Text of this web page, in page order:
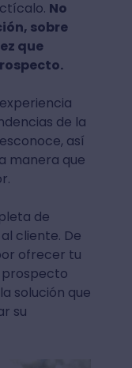
No
sobre
que
de la
así
manera que
de
cliente. De
ofrecer tu
solución que
su